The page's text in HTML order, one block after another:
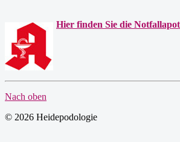
Hier finden Sie die
Nach oben
© 2026 Heidepodologie